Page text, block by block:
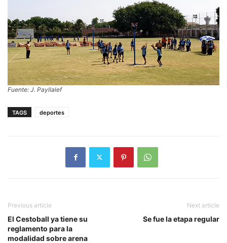
Fuente: J. Payllalef
TAGS deportes
Previous article
El Cestoball ya tiene su
reglamento para la
modalidad sobre arena
Next article
Se fue la etapa regular